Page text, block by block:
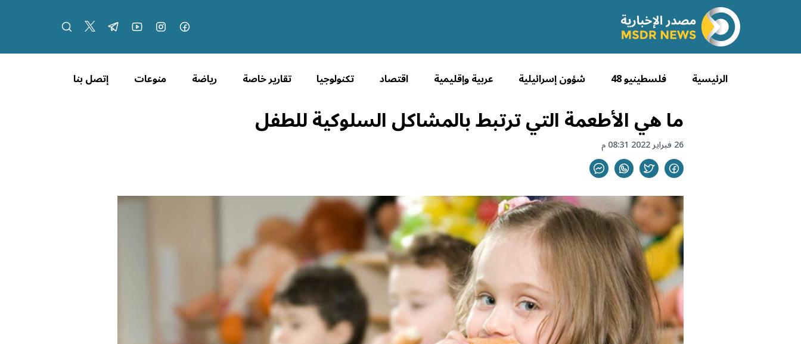
الرئيسية فلسطينيو 48 شؤون إسرائيلية عربية وإقليمية اقتصاد تكنولوجيا تقارير خاصة رياضة منوعات إتصل بنا
ما هي الأطعمة التي ترتبط بالمشاكل السلوكية للطفل
26 فبراير 2022 08:31 م